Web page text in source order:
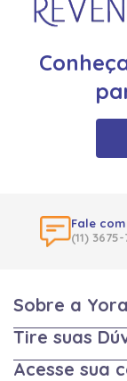
Fale
(11)
Sobre a
Tire suas
Acesse sua